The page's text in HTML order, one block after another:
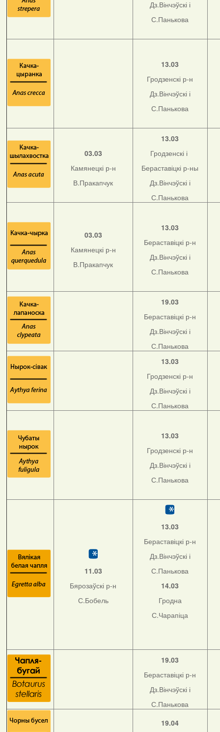
Дз.Вінчэўскі і
С.Панькова
13.03
Гродзенскі р-н
Дз.Вінчэўскі і
С.Панькова
03.03
Камянецкі р-н
В.Пракапчук
13.03
Гродзенскі і
Бераставіцкі р-ны
Дз.Вінчэўскі і
С.Панькова
03.03
Камянецкі р-н
В.Пракапчук
13.03
Бераставіцкі р-н
Дз.Вінчэўскі і
С.Панькова
19.03
Бераставіцкі р-н
Дз.Вінчэўскі і
С.Панькова
13.03
Гродзенскі р-н
Дз.Вінчэўскі і
С.Панькова
13.03
Гродзенскі р-н
Дз.Вінчэўскі і
С.Панькова
11.03
Бярозаўскі р-н
С.Бобель
13.03
Бераставіцкі р-н
Дз.Вінчэўскі і
С.Панькова
14.03
Гродна
С.Чарапіца
19.03
Бераставіцкі р-н
Дз.Вінчэўскі і
С.Панькова
19.04